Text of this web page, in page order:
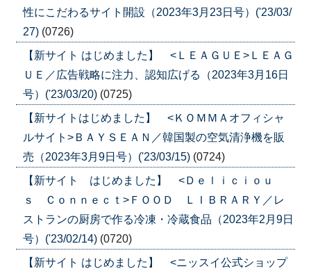
性にこだわるサイト開設（2023年3月23日号）('23/03/
27) (0726)
【新サイト はじめました】 <ＬＥＡＧＵＥ>ＬＥＡＧ
ＵＥ／広告戦略に注力、認知広げる（2023年3月16日
号）('23/03/20) (0725)
【新サイトはじめました】 <ＫＯＭＭＡオフィシャ
ルサイト>ＢＡＹＳＥＡＮ／韓国製の空気清浄機を販
売（2023年3月9日号）('23/03/15) (0724)
【新サイト はじめました】 <Ｄｅｌｉｃｉｏｕ
ｓ Ｃｏｎｎｅｃｔ>ＦＯＯＤ ＬＩＢＲＡＲＹ／レ
ストランの厨房で作る冷凍・冷蔵食品（2023年2月9日
号）('23/02/14) (0720)
【新サイト はじめました】 <ニッスイ公式ショップ